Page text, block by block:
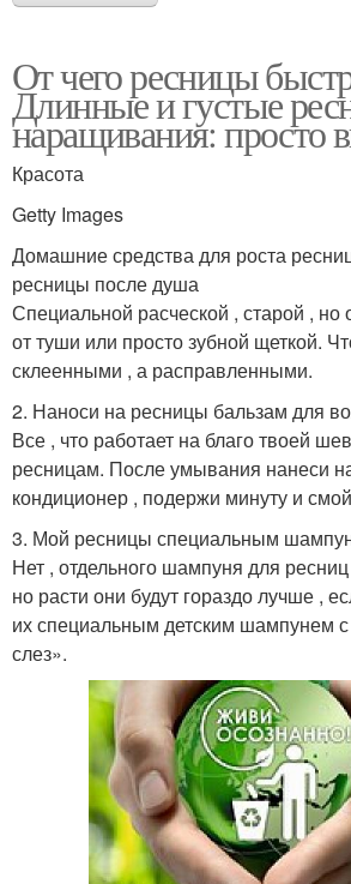
От чего ресницы
Длинные и густые
наращивания: просто
Красота
Getty Images
Домашние средства для роста
ресницы после душа
Специальной расческой , старой , но
от туши или просто зубной щеткой.
склеенными , а расправленными.
2. Наноси на ресницы бальзам для
Все , что работает на благо твоей
ресницам. После умывания нанеси
кондиционер , подержи минуту и
3. Мой ресницы специальным
Нет , отдельного шампуня для
но расти они будут гораздо лучше ,
их специальным детским шампунем с
слез».